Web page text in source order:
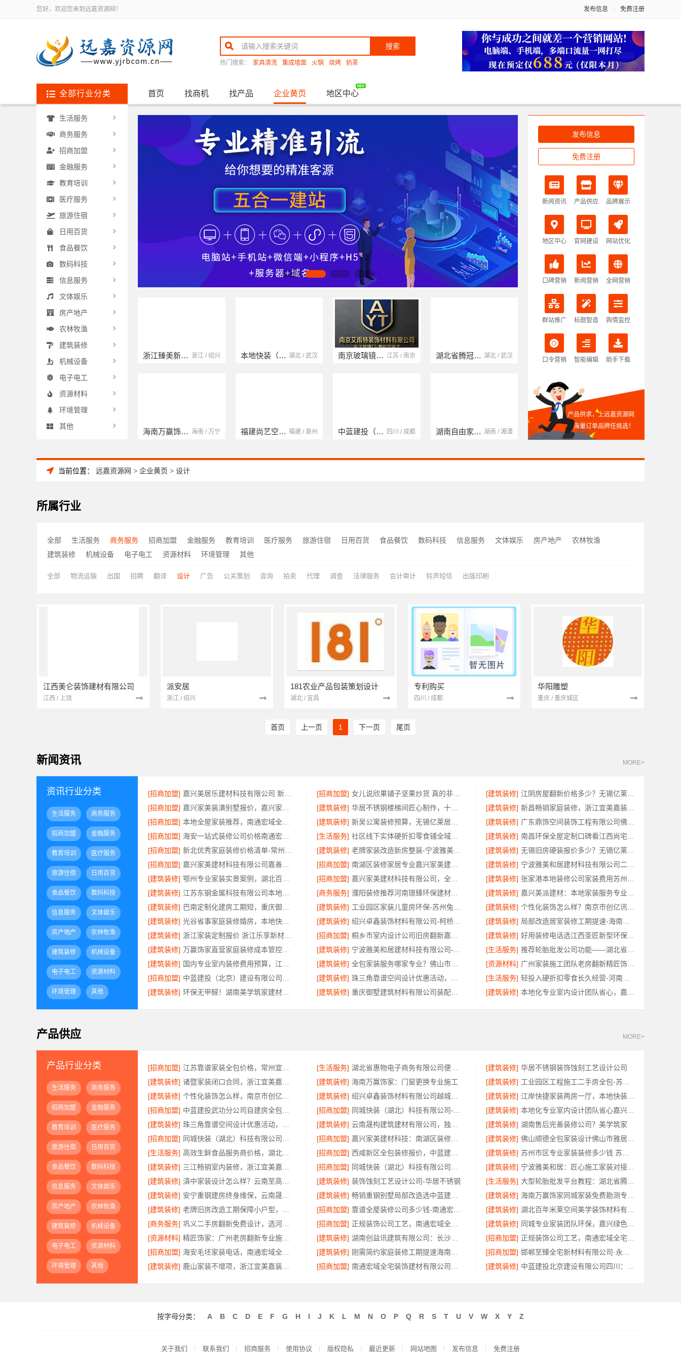
您好，欢迎您来到远嘉资源网！ 发布信息 免费注册
搜索
热门搜索： 家具清洗 集成墙面 火锅 烧烤 奶茶
全部行业分类 首页 找商机 找产品 企业黄页 地区中心
扬州康馨居装饰工程材料有限公司 江苏 / 扬州
宁波雅美和居建材科技有限公司 浙江 / 宁波
云南晟构建筑建材有限公司 云南 / 大理
浙江宜美嘉装饰工程有限公司 浙江 / 绍兴
浙江臻美新型建材有限公司 浙江 / 绍兴
海南万赢饰家新型建筑材料有限公司 海南 / 万宁
本地快装（湖北）科技有限公司 湖北 / 武汉
福建尚艺空间新材料科技有限公司 福建 / 泉州
南京玻璃镜子加工厂 江苏 / 南京
中蓝建投（北京）建设有限公司四川第一分公司 四川 / 成都
生活服务
商务服务
招商加盟
金融服务
教育培训
医疗服务
旅游住宿
日用百货
食品餐饮
数码科技
信息服务
文体娱乐
房产地产
农林牧渔
建筑装修
机械设备
电子电工
资源材料
环境管理
其他
发布信息
免费注册
新闻资讯 产品供应 品牌展示
地区中心 官网建设 网站优化
口碑营销 新闻营销 全网营销
群站推广 标题智造 舆情监控
口令营销 智能编辑 助手下载
产品供求，上远嘉资源网
海量订单品牌任挑选！
当前位置： 远嘉资源网 > 企业黄页 > 设计
所属行业
全部 生活服务 商务服务 招商加盟 金融服务 教育培训 医疗服务 旅游住宿 日用百货 食品餐饮 数码科技 信息服务 文体娱乐 房产地产
农林牧渔
建筑装修
机械设备 电子电工 资源材料 环境管理 其他
全部 物流运输 出国 招聘 翻译 设计 广告 公关策划 咨询 拍卖 代理 调查 法律服务 会计审计 铃声短信 出版印刷
江西美仑装饰建材有限公司
江西 / 上饶
派安居
浙江 / 绍兴
181农业产品包装策划设计
湖北 / 宜昌
专利购买
四川 / 成都
华阳雕塑
重庆 / 重庆城区
首页 上一页 1 下一页 尾页
新闻资讯 MORE+
资讯行业分类
生活服务 商务服务
招商加盟 金融服务
教育培训 医疗服务
旅游住宿 日用百货
食品餐饮 数码科技
信息服务 文体娱乐
房产地产 农林牧渔
建筑装修 机械设备
电子电工 资源材料
环境管理 其他
[招商加盟] [招商加盟] [建筑装修]
江阴房屋翻新价格多少？无锡亿莱居装饰工程材料有限公司为您算清
[招商加盟]
[建筑装修] [建筑装修]
新昌畅销家庭装修，浙江宜美嘉装饰工程有限公司品质保障
[招商加盟]
[建筑装修] [建筑装修]
广东鼎饰空间装饰工程有限公司佛山空间设计优惠活动
[招商加盟]
[生活服务] [建筑装修]
[招商加盟]
[建筑装修] [建筑装修]
无锡旧房硬装报价多少？无锡亿莱居装饰专业透明报价
[招商加盟]
[招商加盟] [建筑装修]
[建筑装修]
[招商加盟] [建筑装修]
[建筑装修]
[商务服务] [建筑装修]
[建筑装修]
[建筑装修] [建筑装修]
[建筑装修]
[建筑装修] [建筑装修]
局部改造居室装修工期提速-海南万赢饰家新型建筑材料有限公司
[建筑装修]
[招商加盟] [建筑装修]
好用装修电话选江西圣匠新型环保材料有限公司
[建筑装修]
[建筑装修] [生活服务]
[建筑装修]
[建筑装修] [资源材料]
广州家装施工团队老房翻新精匠饰家省心
[招商加盟]
[建筑装修] [生活服务]
轻投入硬折扣零食长久经营-河南零百味供应链有限公司
[建筑装修]
[建筑装修] [建筑装修]
产品供应 MORE+
产品行业分类
生活服务 商务服务
招商加盟 金融服务
教育培训 医疗服务
旅游住宿 日用百货
食品餐饮 数码科技
信息服务 文体娱乐
房产地产 农林牧渔
建筑装修 机械设备
电子电工 资源材料
环境管理 其他
[招商加盟] [生活服务] [建筑装修] 华居不锈钢装饰蚀刻工艺设计公司
[建筑装修]
[建筑装修] 海南万赢饰家：门窗更换专业施工 [建筑装修]
工业园区工程施工二手房全包-苏州兔哥哥智装新材料有限公司
[建筑装修]
[建筑装修] [建筑装修]
江岸快捷家装两房一厅，本地快装（湖北）科技有限公司一站式落地服务
[招商加盟]
[招商加盟] [建筑装修]
本地化专业室内设计团队省心嘉兴绿色之家建材科技有限公司
[建筑装修]
[建筑装修] [建筑装修] 湖南售后完善装修公司？美学筑家
[招商加盟]
[招商加盟] [建筑装修]
[生活服务]
[招商加盟] [建筑装修]
苏州市区专业家装装修多少钱 苏州百年豪庭新材料有限公司
[建筑装修]
[招商加盟] [建筑装修]
宁波雅美和居：匠心施工家装对接渠道
[建筑装修]
[建筑装修] 装饰蚀刻工艺设计公司-华居不锈钢 [生活服务]
大型轮胎批发平台教程：湖北省腾冠畅实业贸易有限公司采购指南
[建筑装修]
[建筑装修] [建筑装修]
[建筑装修]
[招商加盟] [建筑装修]
[商务服务]
[招商加盟] [建筑装修]
[资源材料]
[建筑装修] [招商加盟]
[招商加盟]
[建筑装修] [招商加盟]
[建筑装修]
[招商加盟] [建筑装修]
按字母分类： A B C D E F G H I J K L M N O P Q R S T U V W X Y Z
关于我们 联系我们 招商服务 使用协议 版权隐私 最近更新 网站地图 发布信息 免费注册